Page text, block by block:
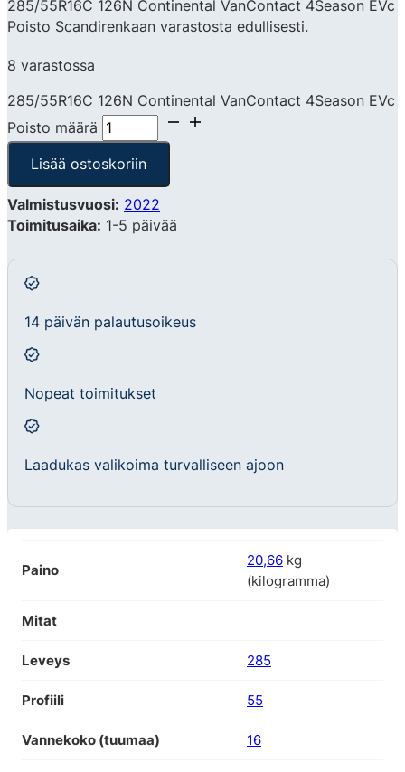
285/55R16C 126N Continental VanContact 4Season EVc
Poisto Scandirenkaan varastosta edullisesti.
8 varastossa
285/55R16C 126N Continental VanContact 4Season EVc
Poisto määrä
Lisää ostoskoriin
Valmistusvuosi: 2022
Toimitusaika: 1-5 päivää
14 päivän palautusoikeus
Nopeat toimitukset
Laadukas valikoima turvalliseen ajoon
Paino
20,66 kg
(kilogramma)
Mitat
Leveys 285
Profiili 55
Vannekoko (tuumaa) 16